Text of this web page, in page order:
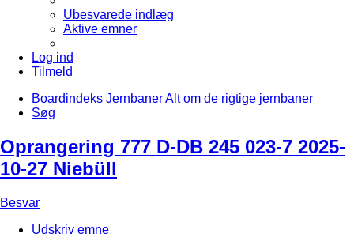
Ubesvarede indlæg
Aktive emner
Log ind
Tilmeld
Boardindeks JernbanerAlt om de rigtige jernbaner
Søg
Oprangering 777 D-DB 245 023-7 2025-
10-27 Niebüll
Besvar
Udskriv emne